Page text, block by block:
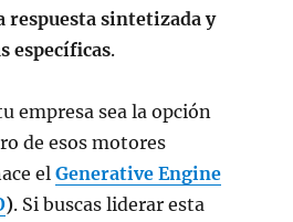
respuesta sintetizada y
específicas.
empresa sea la opción
de esos motores
elGenerative Engine
). Si buscas liderar esta